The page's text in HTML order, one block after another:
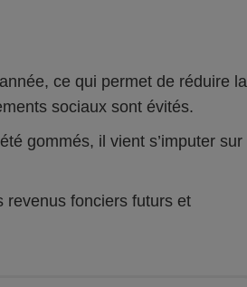
ce qui permet de réduire la
sociaux sont évités.
gommés, il vient s’imputer sur
revenus fonciers futurs et